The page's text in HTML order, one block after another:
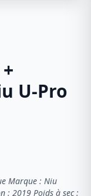
U-Pro
Marque : Niu
: 2019 Poids à sec :